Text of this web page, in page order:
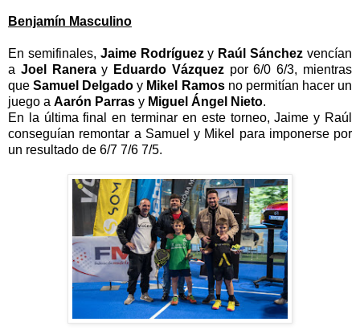
Benjamín Masculino
En semifinales, Jaime Rodríguezy Raúl Sánchez vencían
a Joel Raneray Eduardo Vázquezpor 6/0 6/3, mientras
queSamuel Delgado y Mikel Ramosno permitían hacer un
juego a Aarón Parras y Miguel Ángel Nieto.
En la última final en terminar en este torneo, Jaime y Raúl
conseguían remontar a Samuel y Mikel para imponerse por
un resultado de 6/7 7/6 7/5.